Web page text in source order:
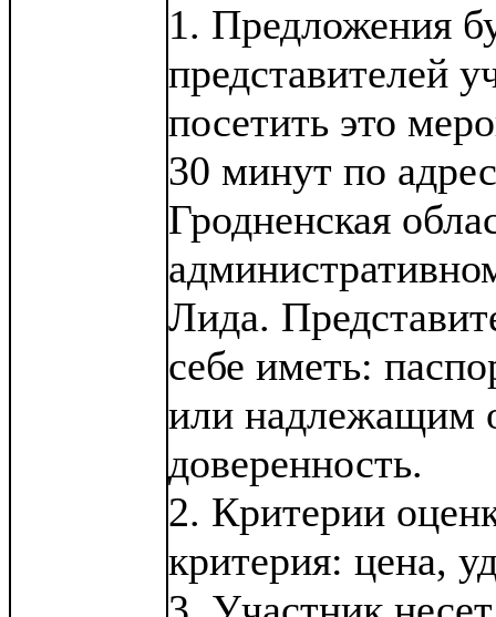
1. Предложения
представителей
посетить это
30 минут по
Гродненская
Лида.
себе иметь:
или надлежащим
доверенность.
2. Критерии
критерия: цена,